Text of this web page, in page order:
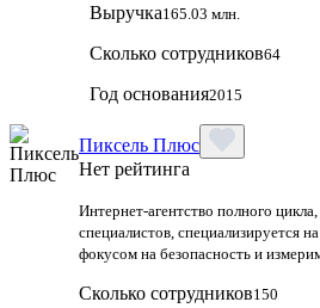
Выручка165.03 млн.
Сколько сотрудников64
Год основания2015
Пиксель Плюс
Нет рейтинга
Интернет-агентство полного
специалистов, специализируется
фокусом на безопасность и
Сколько сотрудников150